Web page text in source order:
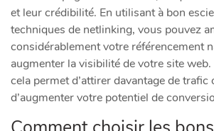
et leur crédibilité. En utilisant à bon
techniques de netlinking, vous pouvez
considérablement votre référencement
augmenter la visibilité de votre site
cela permet d’attirer davantage de trafic
d’augmenter votre potentiel de